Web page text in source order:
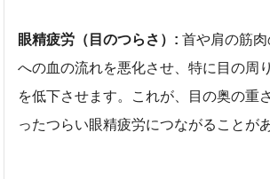
眼精疲労（目のつらさ）: 首や肩の筋
への血の流れを悪化させ、特に目の周
を低下させます。これが、目の奥の重
ったつらい眼精疲労につながることが